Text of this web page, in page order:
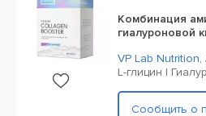
Комбинация
гиалуроновой
VP Lab Nutrition,
L-глицин |
Сообщить о